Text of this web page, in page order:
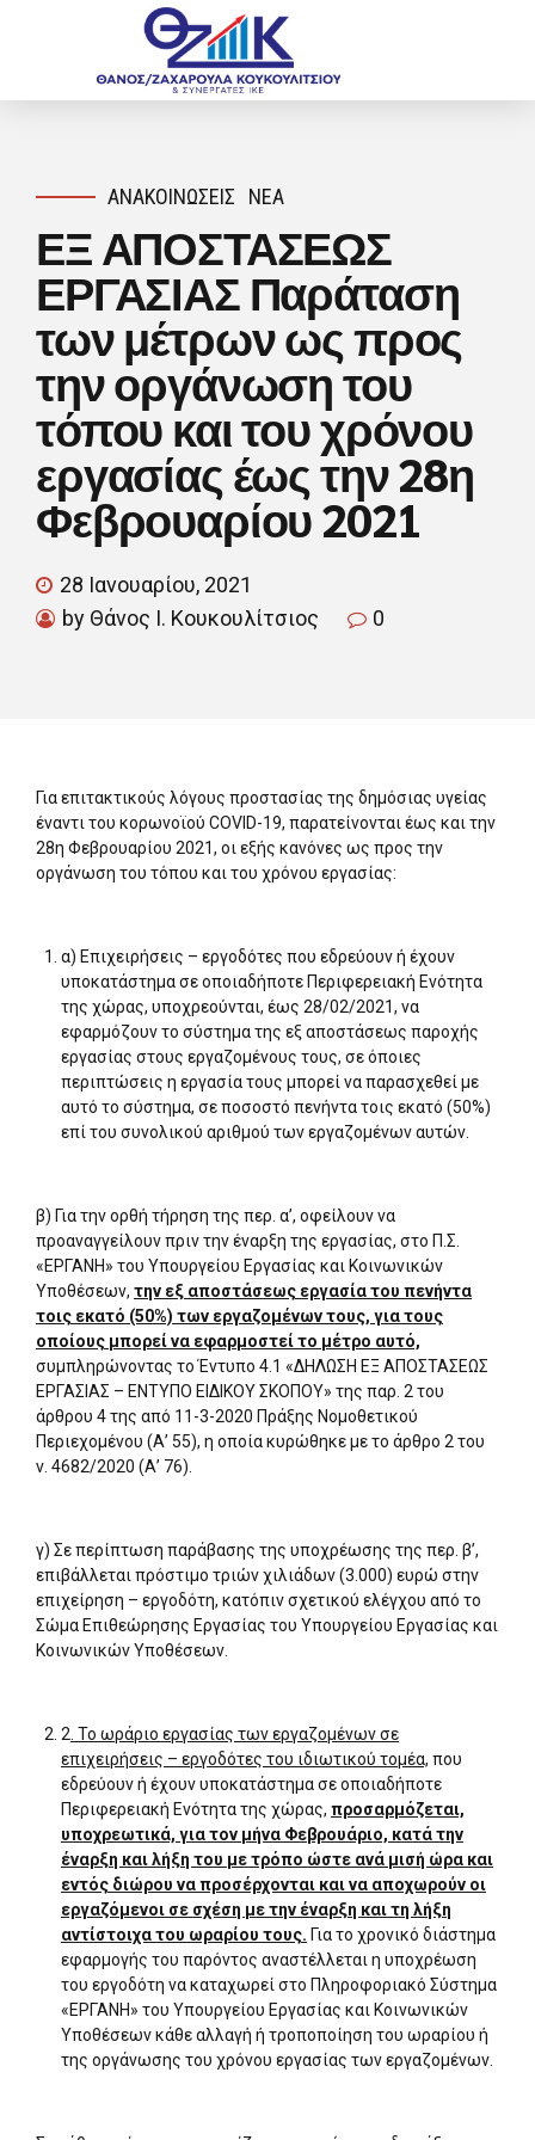
ΑΝΑΚΟΙΝΏΣΕΙΣ ΝΈΑ
ΕΞ ΑΠΟΣΤΑΣΕΩΣ
ΕΡΓΑΣΙΑΣ Παράταση
των μέτρων ως προς
την οργάνωση του
τόπου και του χρόνου
εργασίας έως την 28η
Φεβρουαρίου 2021
28 Ιανουαρίου, 2021
by Θάνος Ι. Κουκουλίτσιος
0
Για επιτακτικούς λόγους προστασίας της δημόσιας υγείας
έναντι του κορωνοϊού COVID-19, παρατείνονται έως και την
28η Φεβρουαρίου 2021, οι εξής κανόνες ως προς την
οργάνωση του τόπου και του χρόνου εργασίας:
α) Επιχειρήσεις – εργοδότες που εδρεύουν ή έχουν
υποκατάστημα σε οποιαδήποτε Περιφερειακή Ενότητα
της χώρας, υποχρεούνται, έως 28/02/2021, να
εφαρμόζουν το σύστημα της εξ αποστάσεως παροχής
εργασίας στους εργαζομένους τους, σε όποιες
περιπτώσεις η εργασία τους μπορεί να παρασχεθεί με
αυτό το σύστημα, σε ποσοστό πενήντα τοις εκατό (50%)
επί του συνολικού αριθμού των εργαζομένων αυτών.
β) Για την ορθή τήρηση της περ. α’, οφείλουν να
προαναγγείλουν πριν την έναρξη της εργασίας, στο Π.Σ.
«ΕΡΓΑΝΗ» του Υπουργείου Εργασίας και Κοινωνικών
Υποθέσεων, την εξ αποστάσεως εργασία του πενήντα
τοις εκατό (50%) των εργαζομένων τους, για τους
οποίους μπορεί να εφαρμοστεί το μέτρο αυτό,
συμπληρώνοντας το Έντυπο 4.1 «ΔΗΛΩΣΗ ΕΞ ΑΠΟΣΤΑΣΕΩΣ
ΕΡΓΑΣΙΑΣ – ΕΝΤΥΠΟ ΕΙΔΙΚΟΥ ΣΚΟΠΟΥ» της παρ. 2 του
άρθρου 4 της από 11-3-2020 Πράξης Νομοθετικού
Περιεχομένου (Α’ 55), η οποία κυρώθηκε με το άρθρο 2 του
ν. 4682/2020 (Α’ 76).
γ) Σε περίπτωση παράβασης της υποχρέωσης της περ. β’,
επιβάλλεται πρόστιμο τριών χιλιάδων (3.000) ευρώ στην
επιχείρηση – εργοδότη, κατόπιν σχετικού ελέγχου από το
Σώμα Επιθεώρησης Εργασίας του Υπουργείου Εργασίας και
Κοινωνικών Υποθέσεων.
2 . Το ωράριο εργασίας των εργαζομένων σε
επιχειρήσεις – εργοδότες του ιδιωτικού τομέα, που
εδρεύουν ή έχουν υποκατάστημα σε οποιαδήποτε
Περιφερειακή Ενότητα της χώρας, προσαρμόζεται,
υποχρεωτικά, για τον μήνα Φεβρουάριο, κατά την
έναρξη και λήξη του με τρόπο ώστε ανά μισή ώρα και
εντός διώρου να προσέρχονται και να αποχωρούν οι
εργαζόμενοι σε σχέση με την έναρξη και τη λήξη
αντίστοιχα του ωραρίου τους. Για το χρονικό διάστημα
εφαρμογής του παρόντος αναστέλλεται η υποχρέωση
του εργοδότη να καταχωρεί στο Πληροφοριακό Σύστημα
«ΕΡΓΑΝΗ» του Υπουργείου Εργασίας και Κοινωνικών
Υποθέσεων κάθε αλλαγή ή τροποποίηση του ωραρίου ή
της οργάνωσης του χρόνου εργασίας των εργαζομένων.